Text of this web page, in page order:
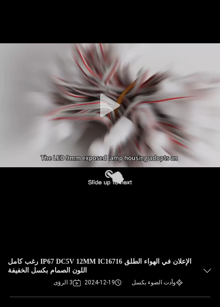
الإعلان في الهواء الطلق IP67 DC5V 12MM IC16716 رغب كامل
اللون الصمام بكسل الخفيفة
وأدت الضوء بكسل 2024-12-19 3 الرؤى